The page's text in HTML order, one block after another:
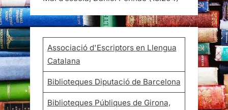
Associació d'Escriptors en Llengua
Catalana
Biblioteques Diputació de Barcelona
Biblioteques Públiques de Girona,